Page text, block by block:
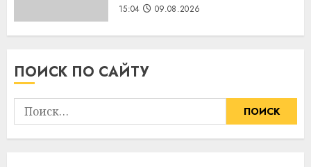
15:04 09.08.2026
ПОИСК ПО САЙТУ
Найти: